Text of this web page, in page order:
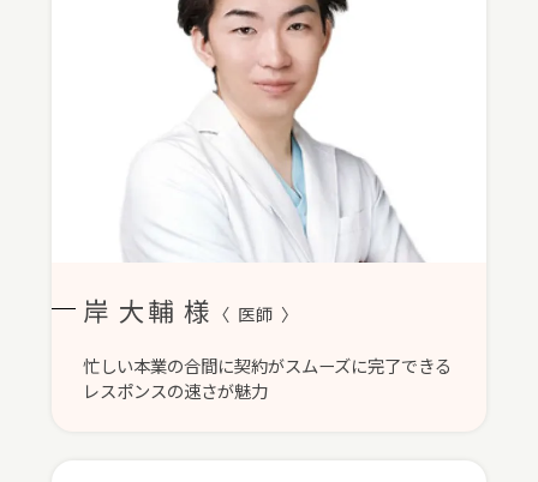
岸 大輔 様 〈 医師 〉
忙しい本業の合間に契約がスムーズに完了できる
レスポンスの速さが魅力